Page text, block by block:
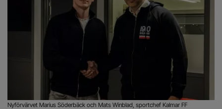
Nyförvärvet Marius Söderbäck och Mats Winblad, sportchef Kalmar FF